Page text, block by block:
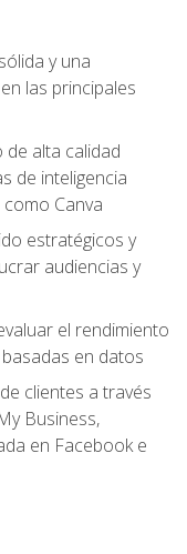
y una
las principales
de alta calidad
de inteligencia
Canva
estratégicos y
audiencias y
el rendimiento
en datos
clientes a través
Business,
en Facebook e